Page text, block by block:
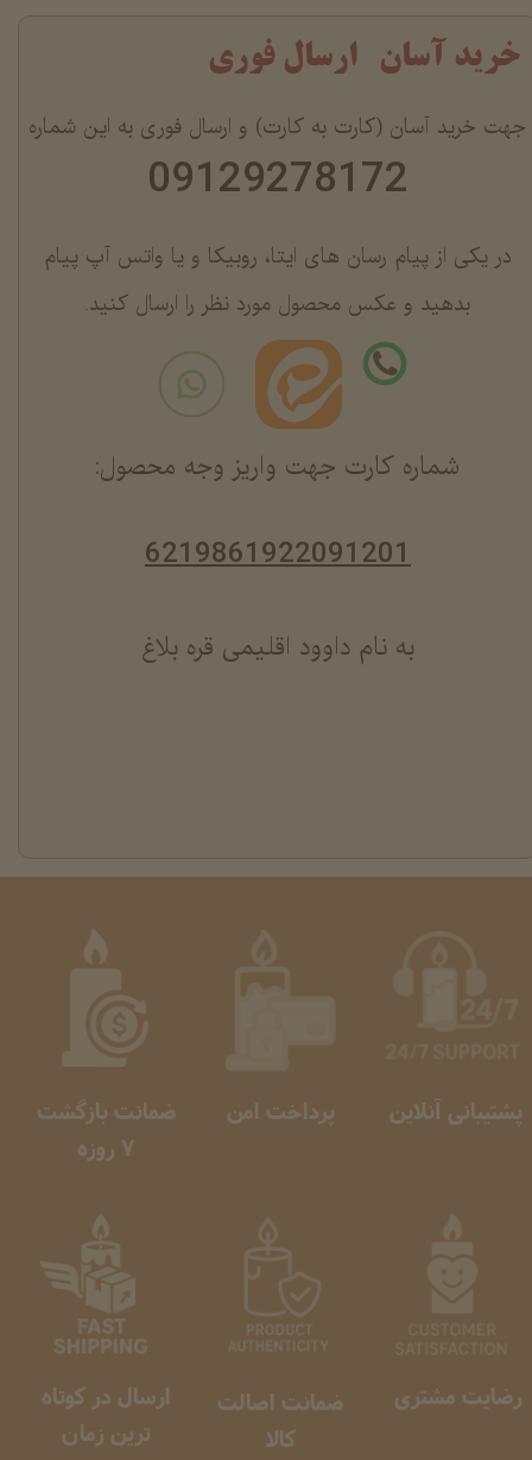
خرید آسان ارسال فوری
جهت خرید آسان (کارت به کارت) و ارسال فوری به این شماره
09129278172
در یکی از پیام رسان های ایتا، روبیکا و یا واتس آپ پیام
بدهید و عکس محصول مورد نظر را ارسال کنید.
شماره کارت جهت واریز وجه محصول:
6219861922091201
به نام داوود اقلیمی قره بلاغ
ضمانت بازگشت
پرداخت امن
ارسال در کوتاه
ترین زمان
پشتیبانی آنلاین
رضایت مشتری
ضمانت اصالت
کالا